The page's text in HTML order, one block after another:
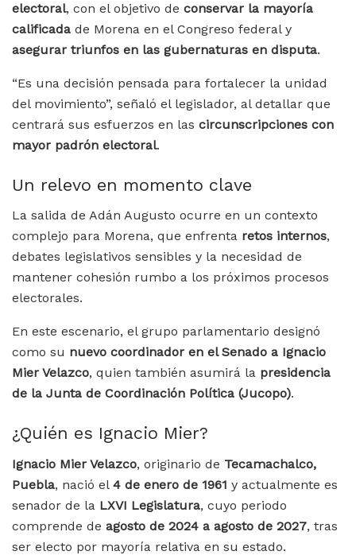
electoral, con el objetivo de conservar la mayoría
calificada de Morena en el Congreso federal y
asegurar triunfos en las gubernaturas en disputa.
“Es una decisión pensada para fortalecer la unidad
del movimiento”, señaló el legislador, al detallar que
centrará sus esfuerzos en las circunscripciones con
mayor padrón electoral.
Un relevo en momento clave
La salida de Adán Augusto ocurre en un contexto
complejo para Morena, que enfrenta retos internos,
debates legislativos sensibles y la necesidad de
mantener cohesión rumbo a los próximos procesos
electorales.
En este escenario, el grupo parlamentario designó
como su nuevo coordinador en el Senado a Ignacio
Mier Velazco, quien también asumirá la presidencia
de la Junta de Coordinación Política (Jucopo).
¿Quién es Ignacio Mier?
Ignacio Mier Velazco, originario de Tecamachalco,
Puebla, nació el 4 de enero de 1961 y actualmente es
senador de la LXVI Legislatura, cuyo periodo
comprende de agosto de 2024 a agosto de 2027, tras
ser electo por mayoría relativa en su estado.